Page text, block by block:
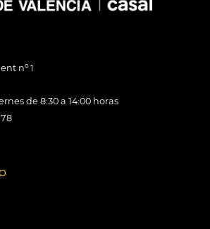
nº 1
de 8:30 a 14:00 horas